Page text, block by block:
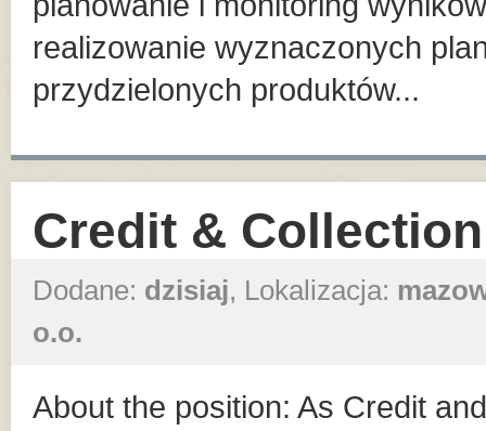
realizowanie wyznaczonych
przydzielonych produktów...
Credit &
Dodane: dzisiaj, Lokalizacja:
o.o.
About the position: As Credit